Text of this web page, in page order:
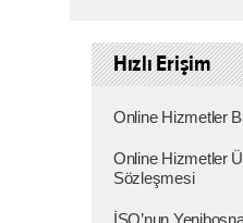
Hızlı Erişim
Online Hizmetler
Online Hizmetler
Sözleşmesi
İSO’nun